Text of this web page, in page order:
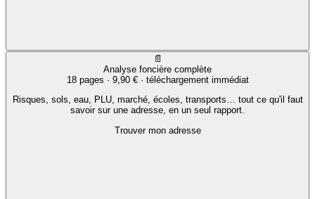
📄
Analyse foncière complète
18 pages · 9,90 €· téléchargement immédiat
Risques, sols, eau, PLU, marché, écoles, transports… tout ce qu'il faut
savoir sur une adresse, en un seul rapport.
Trouver mon adresse